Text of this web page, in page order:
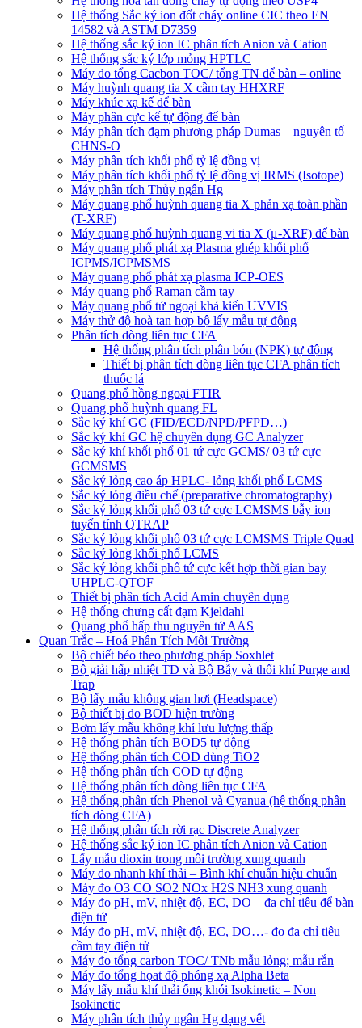
Hệ thống Sắc ký ion đốt cháy online CIC theo EN
14582 và ASTM D7359
Hệ thống sắc ký ion IC phân tích Anion và Cation
Hệ thống sắc ký lớp mỏng HPTLC
Máy đo tổng Cacbon TOC/ tổng TN để bàn – online
Máy huỳnh quang tia X cầm tay HHXRF
Máy khúc xạ kế để bàn
Máy phân cực kế tự động để bàn
Máy phân tích đạm phương pháp Dumas – nguyên tố
CHNS-O
Máy phân tích khối phổ tỷ lệ đồng vị
Máy phân tích khối phổ tỷ lệ đồng vị IRMS (Isotope)
Máy phân tích Thủy ngân Hg
Máy quang phổ huỳnh quang tia X phản xạ toàn phần
(T-XRF)
Máy quang phổ huỳnh quang vi tia X (μ-XRF) để bàn
Máy quang phổ phát xạ Plasma ghép khối phổ
ICPMS/ICPMSMS
Máy quang phổ phát xạ plasma ICP-OES
Máy quang phổ Raman cầm tay
Máy quang phổ tử ngoại khả kiến UVVIS
Máy thử độ hoà tan hợp bộ lấy mẫu tự động
Phân tích dòng liên tục CFA
Hệ thống phân tích phân bón (NPK) tự động
Thiết bị phân tích dòng liên tục CFA phân tích
thuốc lá
Quang phổ hồng ngoại FTIR
Quang phổ huỳnh quang FL
Sắc ký khí GC (FID/ECD/NPD/PFPD…)
Sắc ký khí GC hệ chuyên dụng GC Analyzer
Sắc ký khí khối phổ 01 tứ cực GCMS/ 03 tứ cực
GCMSMS
Sắc ký lỏng cao áp HPLC- lỏng khối phổ LCMS
Sắc ký lỏng điều chế (preparative chromatography)
Sắc ký lỏng khối phổ 03 tứ cực LCMSMS bẫy ion
tuyến tính QTRAP
Sắc ký lỏng khối phổ 03 tứ cực LCMSMS Triple Quad
Sắc ký lỏng khối phổ LCMS
Sắc ký lỏng khối phổ tứ cực kết hợp thời gian bay
UHPLC-QTOF
Thiết bị phân tích Acid Amin chuyên dụng
Hệ thống chưng cất đạm Kjeldahl
Quang phổ hấp thu nguyên tử AAS
Quan Trắc – Hoá Phân Tích Môi Trường
Bộ chiết béo theo phương pháp Soxhlet
Bộ giải hấp nhiệt TD và Bộ Bẫy và thổi khí Purge and
Trap
Bộ lấy mẫu không gian hơi (Headspace)
Bộ thiết bị đo BOD hiện trường
Bơm lấy mẫu không khí lưu lượng thấp
Hệ thống phân tích BOD5 tự động
Hệ thống phân tích COD dùng TiO2
Hệ thống phân tích COD tự động
Hệ thống phân tích dòng liên tục CFA
Hệ thống phân tích Phenol và Cyanua (hệ thống phân
tích dòng CFA)
Hệ thống phân tích rời rạc Discrete Analyzer
Hệ thống sắc ký ion IC phân tích Anion và Cation
Lấy mẫu dioxin trong môi trường xung quanh
Máy đo nhanh khí thải – Bình khí chuẩn hiệu chuẩn
Máy đo O3 CO SO2 NOx H2S NH3 xung quanh
Máy đo pH, mV, nhiệt độ, EC, DO – đa chỉ tiêu để bàn
điện tử
Máy đo pH, mV, nhiệt độ, EC, DO…- đo đa chỉ tiêu
cầm tay điện tử
Máy đo tổng carbon TOC/ TNb mẫu lỏng; mẫu rắn
Máy đo tổng họat độ phóng xạ Alpha Beta
Máy lấy mẫu khí thải ống khói Isokinetic – Non
Isokinetic
Máy phân tích thủy ngân Hg dạng vết